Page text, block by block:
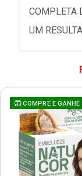
COMPLETA
UM
COMPRE E GANHE